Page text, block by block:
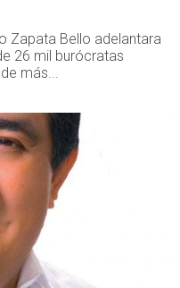
Zapata Bello adelantara
26 mil burócratas
más...